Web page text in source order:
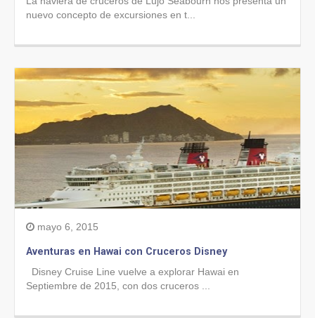
nuevo concepto de excursiones en t...
mayo 6, 2015
Aventuras en Hawai con Cruceros Disney
Disney Cruise Line vuelve a explorar Hawai en
Septiembre de 2015, con dos cruceros ...